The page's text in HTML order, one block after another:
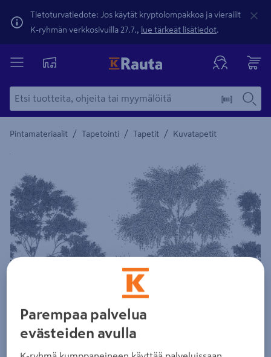
Tietoturvatiedote: Jos käytät kryptolompakkoa ja vierailit
K-ryhmän verkkosivuilla 27.7., lue tärkeät lisätiedot.
Pintamateriaalit / Tapetointi / Tapetit / Kuvatapetit
Yksityiskohtainen kuvaus löytyy Tuotteen kuvaus -
Parempaa palvelua
evästeiden avulla